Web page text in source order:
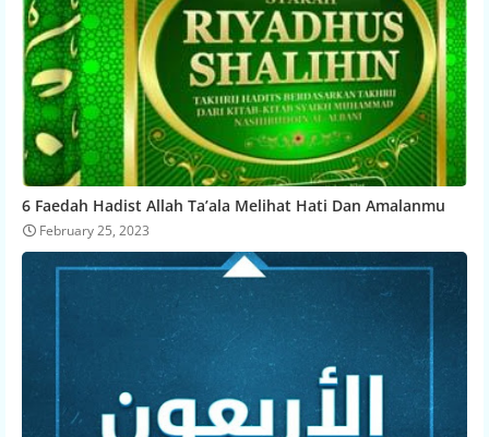
6 Faedah Hadist Allah Ta’ala Melihat Hati Dan Amalanmu
February 25, 2023